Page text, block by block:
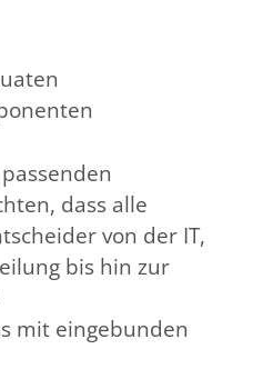
dass alle
von der IT,
bis hin zur
mit eingebunden